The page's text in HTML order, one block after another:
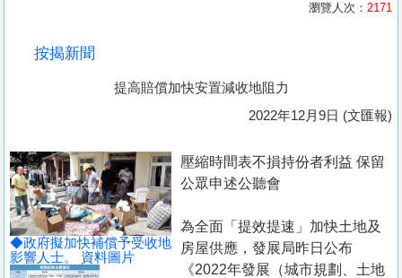
置
業
手
冊
瀏覽人次： 2171
按揭新聞
提高賠償加快安置減收地阻力
2022年12月9日 (文匯報)
◆政府擬加快補償予受收地
影響人士。 資料圖片
壓縮時間表不損持份者利益 保留
公眾申述公聽會
為全面「提效提速」加快土地及
房屋供應，發展局昨日公布
《2022年發展（城市規劃、土地